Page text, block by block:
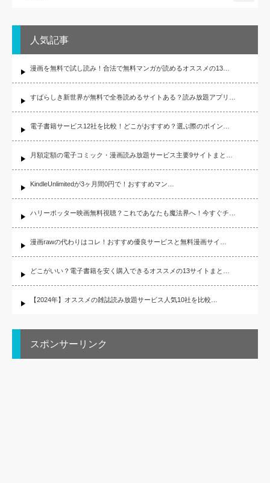
人気記事
漫画を無料で試し読み！合法で無料マンガが読めるオススメの13…
すばらしき新世界が無料で全巻読めるサイトある？読み放題アプリ…
電子書籍サービス12社を比較！どこがおすすめ？選ぶ際のポイン…
月額定額の電子コミック・漫画読み放題サービス主要9サイトまと…
KindleUnlimitedが3ヶ月間0円で！おすすめマン…
ハリーポッター映画無料視聴？これであなたも魔法界へ！今すぐチ…
漫画rawの代わりはコレ！おすすめ優良サービスと無料漫画サイ…
どこがいい？電子書籍を安く購入できるオススメの13サイトまと…
【2024年】オススメの雑誌読み放題サービス人気10社を比較…
スポンサーリンク